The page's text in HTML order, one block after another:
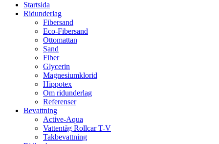
Startsida
Ridunderlag
Fibersand
Eco-Fibersand
Ottomattan
Sand
Fiber
Glycerin
Magnesiumklorid
Hippotex
Om ridunderlag
Referenser
Bevattning
Active-Aqua
Vattentåg Rollcar T-V
Takbevattning